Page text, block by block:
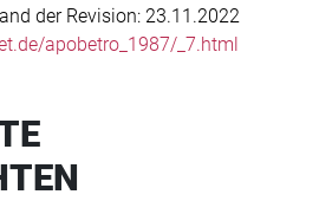
der Revision: 23.11.2022
apobetro_1987/_7.html